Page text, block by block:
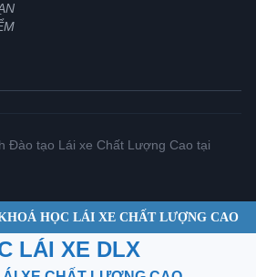
Đào tạo Lái xe Chất Lượng Cao tại
HỌC LÁI XE CHẤT LƯỢNG CAO
LÁI XE DLX